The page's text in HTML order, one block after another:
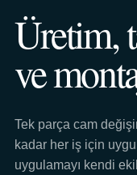
Üretim,
ve
Tek parça cam
kadar her iş için
uygulamayı kendi